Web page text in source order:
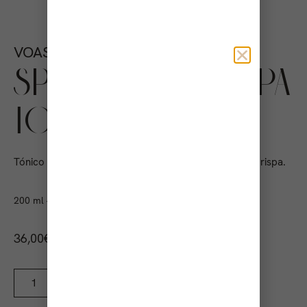
VOAS TECH
SPARASSIS CRISPA
TONER
Tónico reparador y calmante. 45% Hongo Sparassis Crispa.
200 ml – 6.76 fl Oz
36,00€